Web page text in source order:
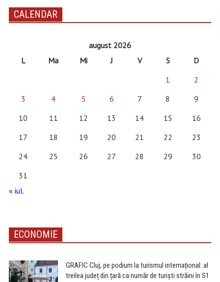
CALENDAR
august 2026
L
Ma Mi J V S
D
1
2
3
4 5 6 7 8
9
10
11 12 13 14 15
16
17
18 19 20 21 22
23
24
25 26 27 28 29
30
31
« iul.
ECONOMIE
GRAFIC Cluj, pe podium la turismul internațional: al
treilea județ din țară ca număr de turiști străini în S1